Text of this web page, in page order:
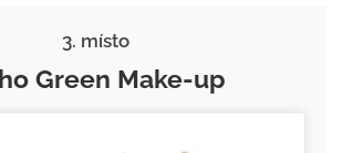
3. místo
Green Make-up